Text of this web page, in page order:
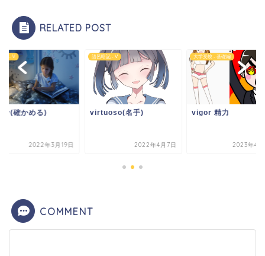
RELATED POST
記 - V
確かめる)
2022年3月19日
語呂暗記 - V
virtuoso(名手)
2022年4月7日
大学受験 - 基礎編
vigor 精力
2023年4
COMMENT